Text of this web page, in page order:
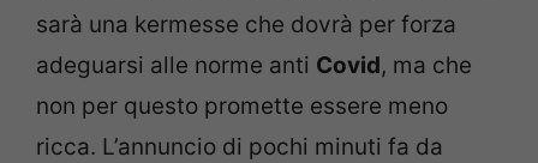
sarà una kermesse che dovrà per forza
adeguarsi alle norme anti Covid, ma che
non per questo promette essere meno
ricca. L’annuncio di pochi minuti fa da